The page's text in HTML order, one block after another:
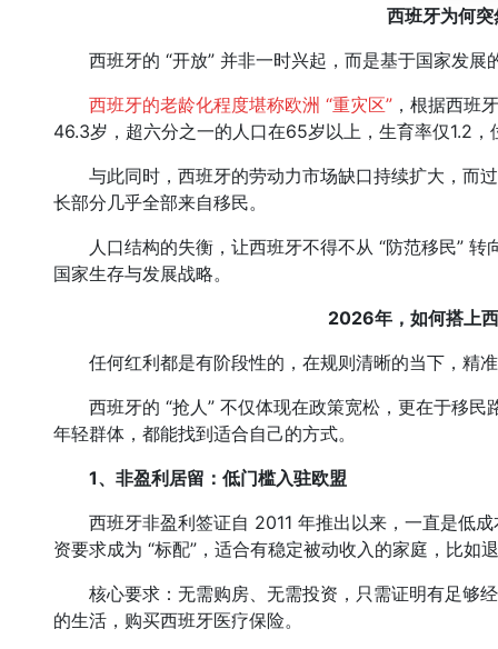
西班牙为何突
西班牙的 “开放” 并非一时兴起，而是基于国家发展
西班牙的老龄化程度堪称欧洲 “重灾区” ，根据西班
46.3岁，超六分之一的人口在65岁以上，生育率仅1.2，
与此同时，西班牙的劳动力市场缺口持续扩大，而
长部分几乎全部来自移民。
人口结构的失衡，让西班牙不得不从 “防范移民” 转
国家生存与发展战略。
2026年，如何搭上
任何红利都是有阶段性的，在规则清晰的当下，精
西班牙的 “抢人” 不仅体现在政策宽松，更在于移民
年轻群体，都能找到适合自己的方式。
1、 非盈利居留：低门槛入驻欧盟
西班牙非盈利签证自 2011 年推出以来，一直是低成
资要求成为 “标配”，适合有稳定被动收入的家庭，比如
核心要求：无需购房、无需投资，只需证明有足够
的生活，购买西班牙医疗保险。